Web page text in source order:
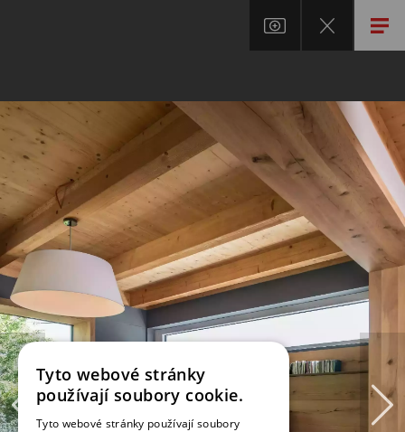
Tyto webové stránky
používají soubory cookie.
Tyto webové stránky používají soubory